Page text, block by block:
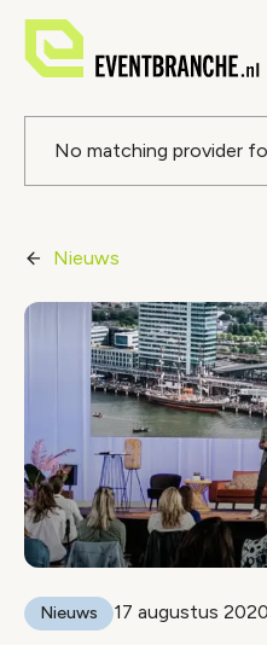
No matching provider
Nieuws
Nieuws 17 augustus 2020